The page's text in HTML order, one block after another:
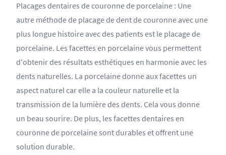
Placages dentaires de couronne de porcelaine : Une
autre méthode de placage de dent de couronne avec une
plus longue histoire avec des patients est le placage de
porcelaine. Les facettes en porcelaine vous permettent
d'obtenir des résultats esthétiques en harmonie avec les
dents naturelles. La porcelaine donne aux facettes un
aspect naturel car elle a la couleur naturelle et la
transmission de la lumière des dents. Cela vous donne
un beau sourire. De plus, les facettes dentaires en
couronne de porcelaine sont durables et offrent une
solution durable.